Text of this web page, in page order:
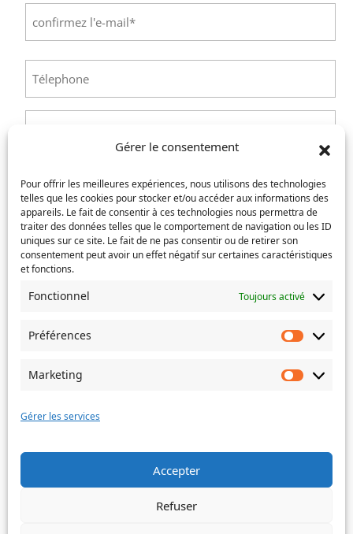
Gérer le consentement
Pour offrir les meilleures expériences, nous utilisons des technologies
telles que les cookies pour stocker et/ou accéder aux informations des
appareils. Le fait de consentir à ces technologies nous permettra de
traiter des données telles que le comportement de navigation ou les ID
uniques sur ce site. Le fait de ne pas consentir ou de retirer son
consentement peut avoir un effet négatif sur certaines caractéristiques
et fonctions.
Fonctionnel Toujours activé
Préférences
Marketing
Gérer les services
Accepter
Refuser
Saisissez
un
e-
mail
l’e-
Déposez les fichiers ici ou
Sélectionnez des fichiers
Types de fichiers acceptés : pdf, png, jpg, jpeg, Taille